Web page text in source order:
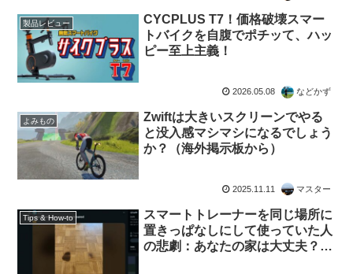
製品レビュー
CYCPLUS T7！価格破壊スマー
トバイクを自腹でポチッて、ハッ
ピー至上主義！
2026.05.08 などかず
よみもの
Zwiftは大きいスクリーンでやる
と没入感マシマシになるでしょう
か？（海外掲示板から）
2025.11.11 マスター
Tips & How-to
スマートトレーナーを同じ場所に
置きっぱなしにして使っていた人
の悲劇：あなたの家は大丈夫？